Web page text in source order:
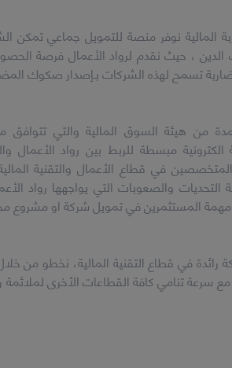
المالية نوفر منصة للتمويل جماعي تمكن
الدين ، حيث نقدم لرواد الأعمال فرصة
تسمح لهذه الشركات بـإصدار صكوك
من هيئة السوق المالية والتي تتوافق
الكترونية مبسطة للربط بين رواد الأعمال
في قطاع الأعمال والتقنية
والصعوبات التي يواجهها رواد
مهمة المستثمرين في تمويل شركة او مشروع
في قطاع التقنية المالية، نخطو من خلال